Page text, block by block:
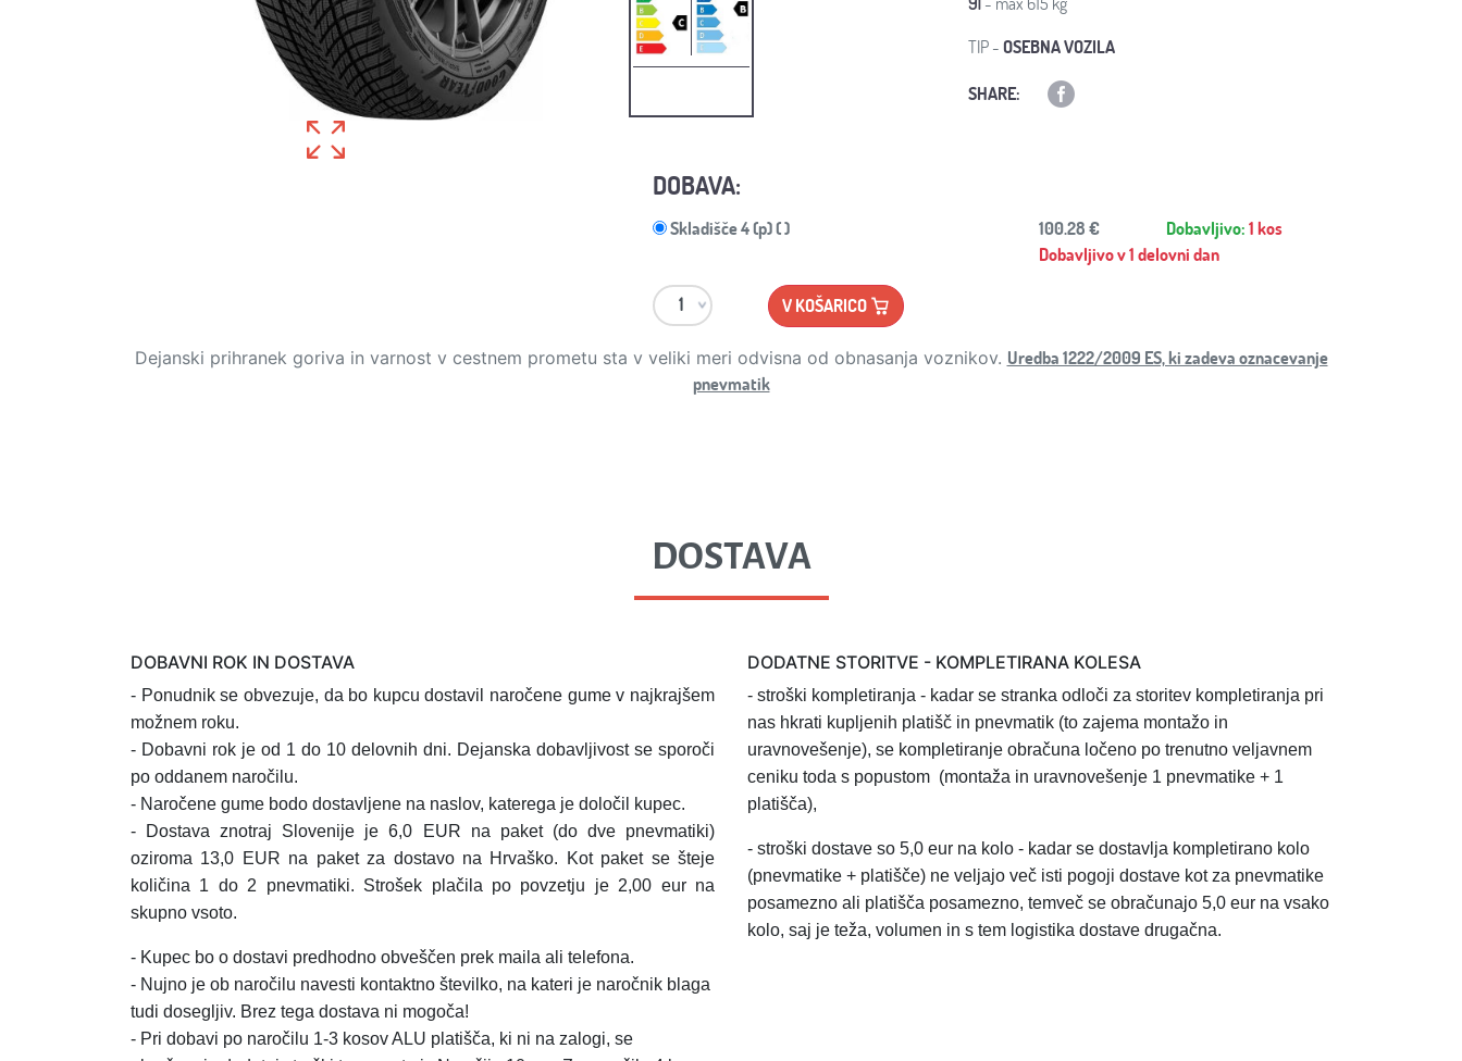
TIP -OSEBNA VOZILA
SHARE:
DOBAVA:
Skladišče 4 (p) ( ) 100.28 € Dobavljivo:1 kos
Dobavljivo v 1 delovni dan
V KOŠARICO
Dejanski prihranek goriva in varnost v cestnem prometu sta v veliki meri odvisna od obnasanja voznikov. Uredba 1222/2009 ES, ki zadeva oznacevanje
pnevmatik
DOSTAVA
DOBAVNI ROK IN DOSTAVA
- Ponudnik se obvezuje, da bo kupcu dostavil naročene gume v najkrajšem
možnem roku.
- Dobavni rok je od 1 do 10 delovnih dni. Dejanska dobavljivost se sporoči
po oddanem naročilu.
- Naročene gume bodo dostavljene na naslov, katerega je določil kupec.
- Dostava znotraj Slovenije je 6,0 EUR na paket (do dve pnevmatiki)
oziroma 13,0 EUR na paket za dostavo na Hrvaško.
Kot paket se šteje
količina 1 do 2 pnevmatiki. Strošek plačila po povzetju je 2,00 eur na
skupno vsoto.
- Kupec bo o dostavi predhodno obveščen prek maila ali telefona.
- Nujno je ob naročilu navesti kontaktno številko, na kateri je naročnik blaga
tudi dosegljiv. Brez tega dostava ni mogoča!
- Pri dobavi po naročilu 1-3 kosov ALU platišča, ki ni na zalogi, se
DODATNE STORITVE - KOMPLETIRANA KOLESA
- stroški kompletiranja - kadar se stranka odloči za storitev kompletiranja pri
nas hkrati kupljenih platišč in pnevmatik (to zajema montažo in
uravnovešenje), se kompletiranje obračuna ločeno po trenutno veljavnem
ceniku toda s popustom (montaža in uravnovešenje 1 pnevmatike + 1
platišča),
- stroški dostave so 5,0 eur na kolo - kadar se dostavlja kompletirano kolo
(pnevmatike + platišče) ne veljajo več isti pogoji dostave kot za pnevmatike
posamezno ali platišča posamezno, temveč se obračunajo 5,0 eur na vsako
kolo, saj je teža, volumen in s tem logistika dostave drugačna.